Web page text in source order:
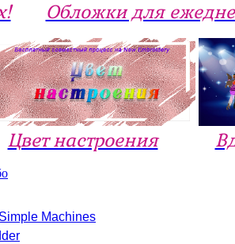
Обложки для
Цвет настроения
Simple Machines